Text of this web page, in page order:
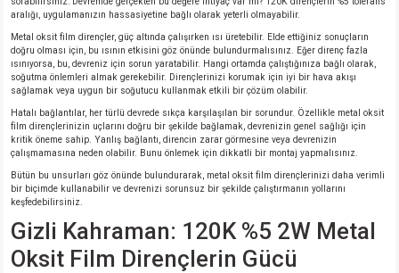
aralığı, uygulamanızın hassasiyetine bağlı olarak yeterli olmayabilir.
Metal oksit film dirençler, güç altında çalışırken ısı üretebilir. Elde ettiğiniz sonuçların
doğru olması için, bu ısının etkisini göz önünde bulundurmalısınız. Eğer direnç fazla
ısınıyorsa, bu, devreniz için sorun yaratabilir. Hangi ortamda çalıştığınıza bağlı olarak,
soğutma önlemleri almak gerekebilir. Dirençlerinizi korumak için iyi bir hava akışı
sağlamak veya uygun bir soğutucu kullanmak etkili bir çözüm olabilir.
Hatalı bağlantılar, her türlü devrede sıkça karşılaşılan bir sorundur. Özellikle metal oksit
film dirençlerinizin uçlarını doğru bir şekilde bağlamak, devrenizin genel sağlığı için
kritik öneme sahip. Yanlış bağlantı, direncin zarar görmesine veya devrenizin
çalışmamasına neden olabilir. Bunu önlemek için dikkatli bir montaj yapmalısınız.
Bütün bu unsurları göz önünde bulundurarak, metal oksit film dirençlerinizi daha verimli
bir biçimde kullanabilir ve devrenizi sorunsuz bir şekilde çalıştırmanın yollarını
keşfedebilirsiniz.
Gizli Kahraman: 120K %5 2W Metal
Oksit Film Dirençlerin Gücü